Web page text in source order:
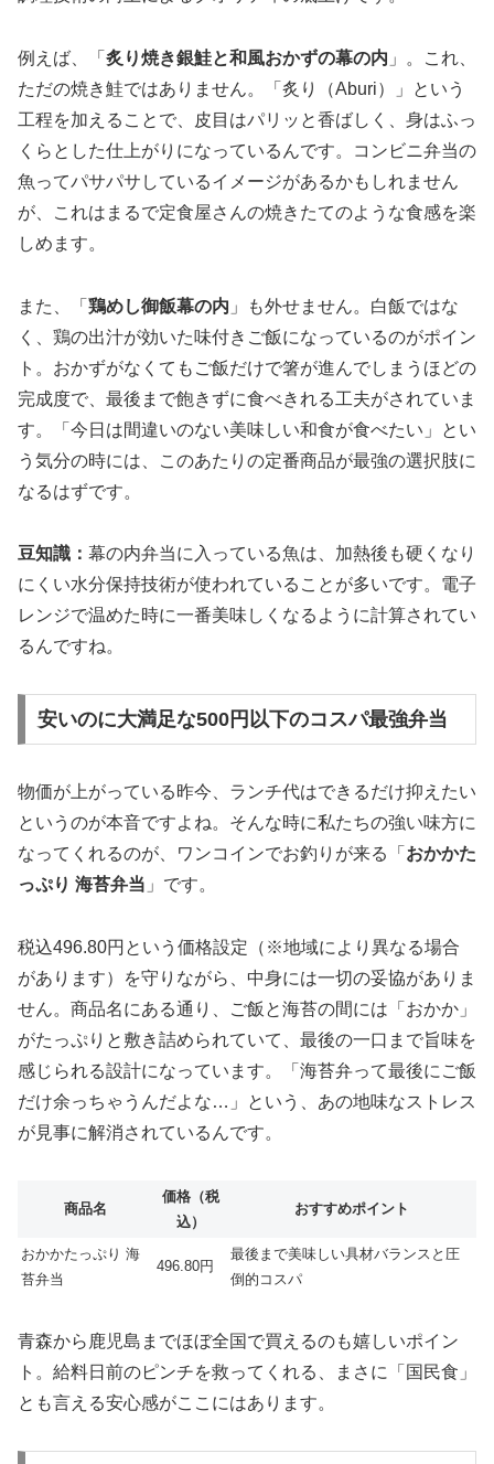
例えば、「 炙り焼き銀鮭と和風おかずの幕の内 」。これ、
ただの焼き鮭ではありません。「炙り（Aburi）」という
工程を加えることで、皮目はパリッと香ばしく、身はふっ
くらとした仕上がりになっているんです。コンビニ弁当の
魚ってパサパサしているイメージがあるかもしれません
が、これはまるで定食屋さんの焼きたてのような食感を楽
しめます。
また、「 鶏めし御飯幕の内 」も外せません。白飯ではな
く、鶏の出汁が効いた味付きご飯になっているのがポイン
ト。おかずがなくてもご飯だけで箸が進んでしまうほどの
完成度で、最後まで飽きずに食べきれる工夫がされていま
す。「今日は間違いのない美味しい和食が食べたい」とい
う気分の時には、このあたりの定番商品が最強の選択肢に
なるはずです。
豆知識： 幕の内弁当に入っている魚は、加熱後も硬くなり
にくい水分保持技術が使われていることが多いです。電子
レンジで温めた時に一番美味しくなるように計算されてい
るんですね。
安いのに大満足な500円以下のコスパ最強弁当
物価が上がっている昨今、ランチ代はできるだけ抑えたい
というのが本音ですよね。そんな時に私たちの強い味方に
なってくれるのが、ワンコインでお釣りが来る「 おかかた
っぷり 海苔弁当 」です。
税込496.80円という価格設定（※地域により異なる場合
があります）を守りながら、中身には一切の妥協がありま
せん。商品名にある通り、ご飯と海苔の間には「おかか」
がたっぷりと敷き詰められていて、最後の一口まで旨味を
感じられる設計になっています。「海苔弁って最後にご飯
だけ余っちゃうんだよな…」という、あの地味なストレス
が見事に解消されているんです。
商品名
価格（税
込）
おすすめポイント
おかかたっぷり 海
苔弁当
496.80円
最後まで美味しい具材バランスと圧
倒的コスパ
青森から鹿児島までほぼ全国で買えるのも嬉しいポイン
ト。給料日前のピンチを救ってくれる、まさに「国民食」
とも言える安心感がここにはあります。